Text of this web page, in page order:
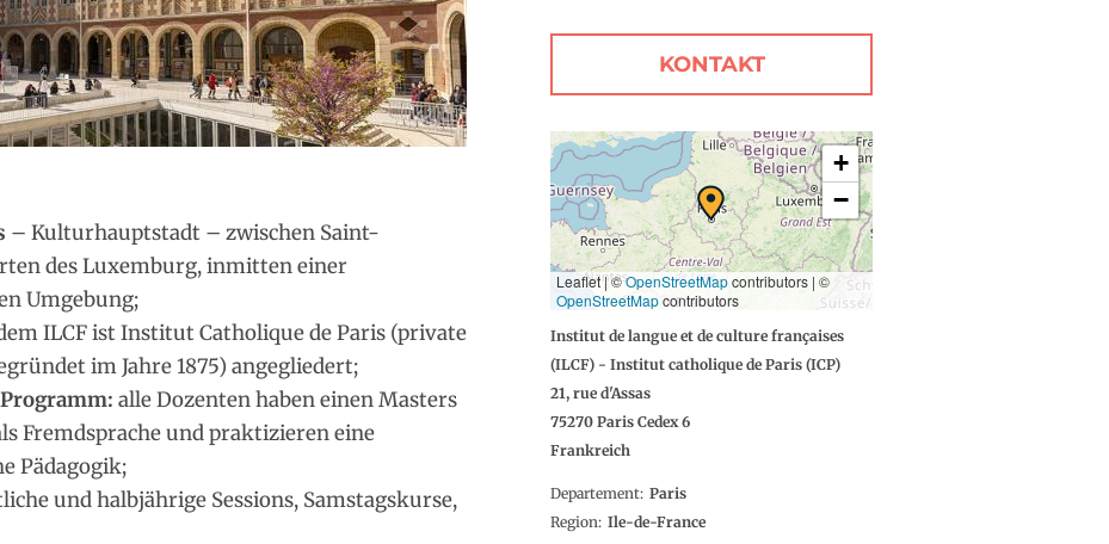
– Kulturhauptstadt – zwischen Saint-
des Luxemburg, inmitten einer
Umgebung;
ILCF ist Institut Catholique de Paris (private
im Jahre 1875) angegliedert;
alle Dozenten haben einen Masters
Fremdsprache und praktizieren eine
Pädagogik;
und halbjährige Sessions, Samstagskurse,
KONTAKT
+
−
Leaflet | ©OpenStreetMapcontributors | ©
OpenStreetMapcontributors
Institut de langue et de culture françaises
(ILCF) - Institut catholique de Paris (ICP)
21, rue d'Assas
75270 Paris Cedex 6
Frankreich
Departement Paris
Region Ile-de-France